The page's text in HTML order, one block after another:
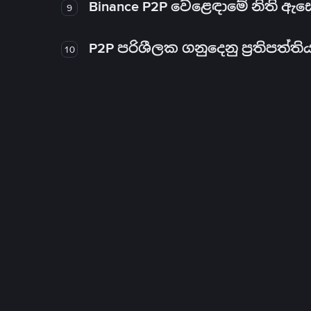
9 Binance P2P වෙළෙඳාමේ නිති
10 P2P පරිශීලක ගනුදෙනු